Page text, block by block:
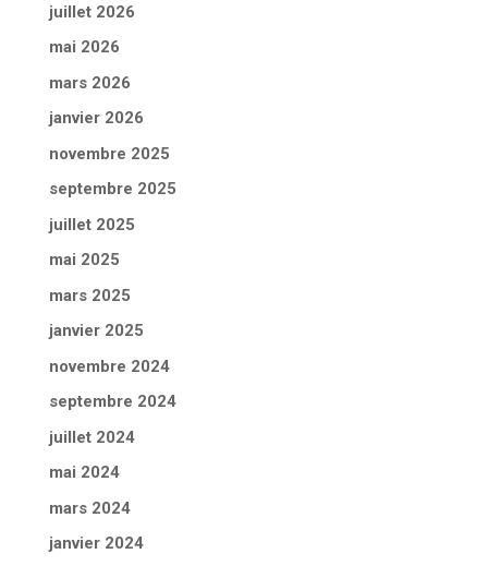
juillet 2026
mai 2026
mars 2026
janvier 2026
novembre 2025
septembre 2025
juillet 2025
mai 2025
mars 2025
janvier 2025
novembre 2024
septembre 2024
juillet 2024
mai 2024
mars 2024
janvier 2024